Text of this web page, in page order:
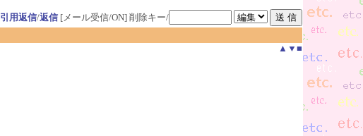
引用返信/返信 [メール受信/ON] 削除キー/
▲ ▼ ■